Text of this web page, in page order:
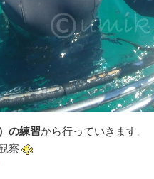
の練習から行っていきます。
察